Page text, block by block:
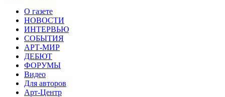
О газете
НОВОСТИ
ИНТЕРВЬЮ
СОБЫТИЯ
АРТ-МИР
ДЕБЮТ
ФОРУМЫ
Видео
Для авторов
Арт-Центр